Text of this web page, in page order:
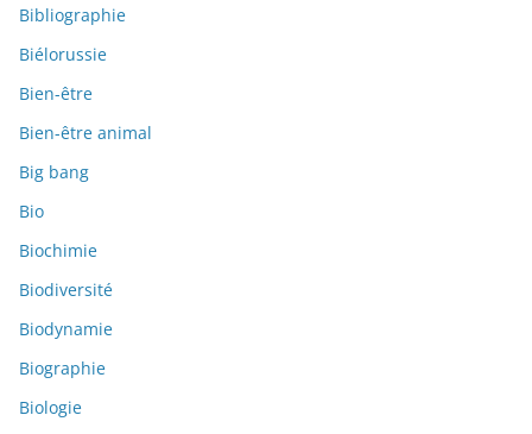
Bibliographie
Biélorussie
Bien-être
Bien-être animal
Big bang
Bio
Biochimie
Biodiversité
Biodynamie
Biographie
Biologie